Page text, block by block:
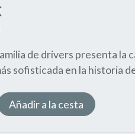
de drivers presenta la
sofisticada en la historia
Añadir a la cesta